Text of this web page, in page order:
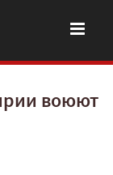
воюют